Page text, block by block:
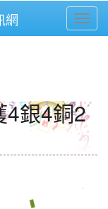
⏸
網
4銀4銅2